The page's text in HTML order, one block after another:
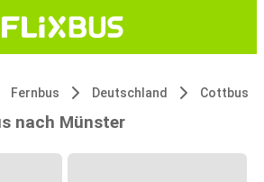
Fernbus Deutschland Cottbus
nach Münster